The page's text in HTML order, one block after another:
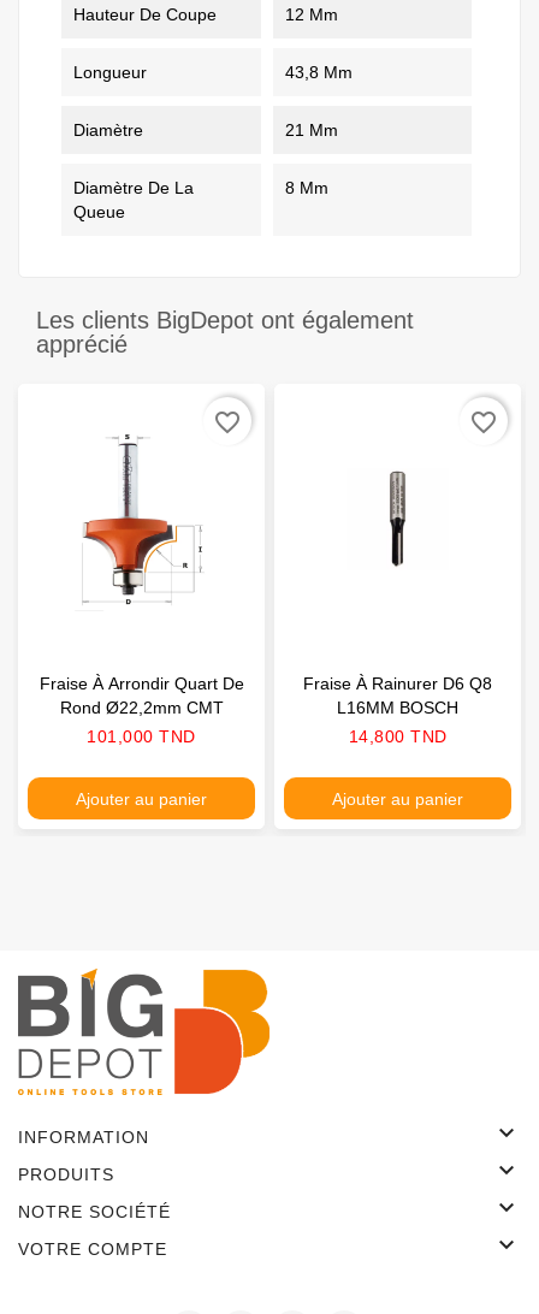
Hauteur De Coupe 12 Mm
Longueur 43,8 Mm
Diamètre 21 Mm
Diamètre De La
Queue
8 Mm
Les clients BigDepot ont également
apprécié
Fraise À Arrondir Quart De
Rond Ø22,2mm CMT
Prix
101,000 TND
Ajouter au panier
favorite_border
Fraise À Rainurer D6 Q8
L16MM BOSCH
Prix
14,800 TND
Ajouter au panier
favorite_border
INFORMATION 
PRODUITS 
NOTRE SOCIÉTÉ 
VOTRE COMPTE 